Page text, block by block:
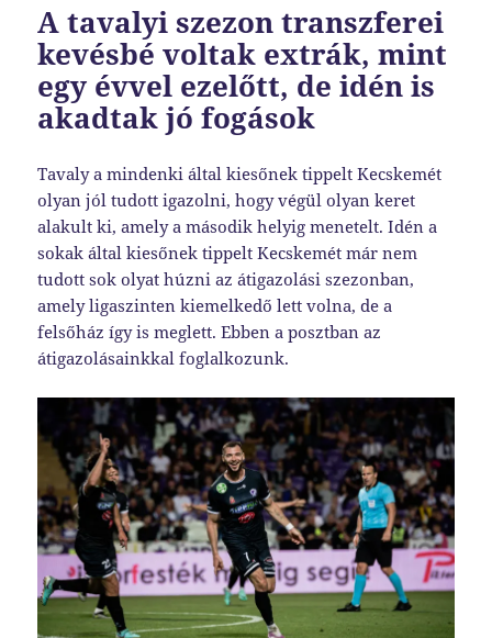
A tavalyi szezon transzferei
kevésbé voltak extrák, mint
egy évvel ezelőtt, de idén is
akadtak jó fogások
Tavaly a mindenki által kiesőnek tippelt Kecskemét
olyan jól tudott igazolni, hogy végül olyan keret
alakult ki, amely a második helyig menetelt. Idén a
sokak által kiesőnek tippelt Kecskemét már nem
tudott sok olyat húzni az átigazolási szezonban,
amely ligaszinten kiemelkedő lett volna, de a
felsőház így is meglett. Ebben a posztban az
átigazolásainkkal foglalkozunk.